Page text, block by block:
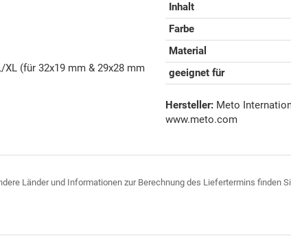
(für 32x19 mm & 29x28 mm
Inhalt
Farbe
Material
geeignet für
Hersteller: Meto
www.meto.com
Länder und Informationen zur Berechnung des Liefertermins finden